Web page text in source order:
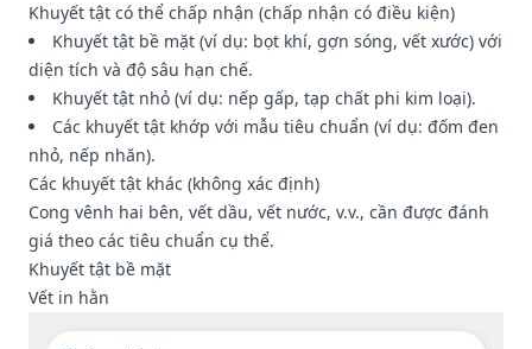
Khuyết tật có thể chấp nhận (chấp nhận có điều kiện)
Khuyết tật bề mặt (ví dụ: bọt khí, gợn sóng, vết xước) với
diện tích và độ sâu hạn chế.
Khuyết tật nhỏ (ví dụ: nếp gấp, tạp chất phi kim loại).
Các khuyết tật khớp với mẫu tiêu chuẩn (ví dụ: đốm đen
nhỏ, nếp nhăn).
Các khuyết tật khác (không xác định)
Cong vênh hai bên, vết dầu, vết nước, v.v., cần được đánh
giá theo các tiêu chuẩn cụ thể.
Khuyết tật bề mặt
Vết in hằn